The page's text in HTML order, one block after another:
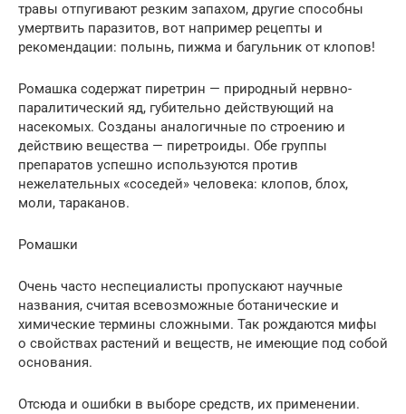
травы отпугивают резким запахом, другие способны
умертвить паразитов, вот например рецепты и
рекомендации: полынь, пижма и багульник от клопов!
Ромашка содержат пиретрин — природный нервно-
паралитический яд, губительно действующий на
насекомых. Созданы аналогичные по строению и
действию вещества — пиретроиды. Обе группы
препаратов успешно используются против
нежелательных «соседей» человека: клопов, блох,
моли, тараканов.
Ромашки
Очень часто неспециалисты пропускают научные
названия, считая всевозможные ботанические и
химические термины сложными. Так рождаются мифы
о свойствах растений и веществ, не имеющие под собой
основания.
Отсюда и ошибки в выборе средств, их применении.